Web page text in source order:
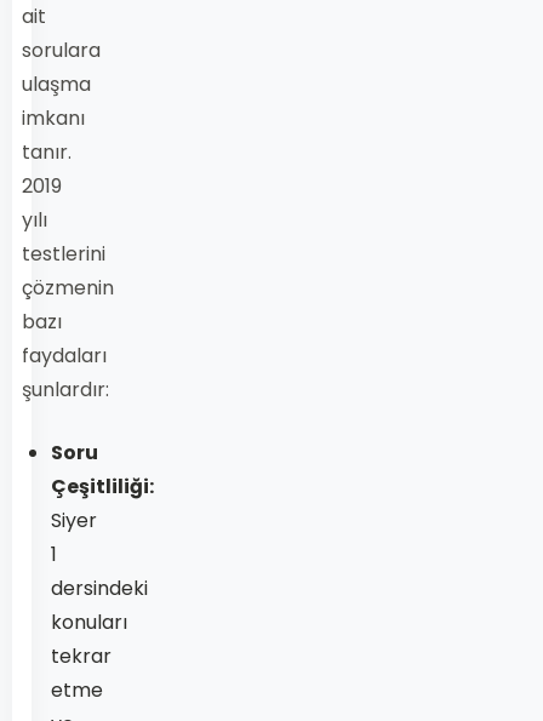
ait
sorulara
ulaşma
imkanı
tanır.
2019
yılı
testlerini
çözmenin
bazı
faydaları
şunlardır:
Soru
Çeşitliliği:
Siyer
1
dersindeki
konuları
tekrar
etme